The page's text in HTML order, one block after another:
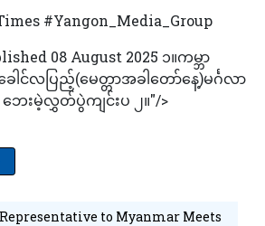
#Yangon_Media_Group
08 August 2025 ၁။‎‎‎‎ကမ္ဘာ
ါင်လပြည့်(မေတ္တာအခါတော်နေ့)မင်္ဂလာ
ဘေးမဲ့လွှတ်ပွဲကျင်းပ‎ ‎၂။"/>
ဓာတ်ဆီဈေးတက်ပြီးဒီဇယ်ဈေးအနည်းငယ်ကျ
ဘားအံမြို့နယ်၌ ကန်ဒေါ်လာသန်း(၇၀
to Myanmar Meets